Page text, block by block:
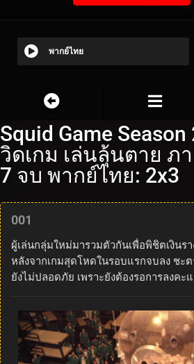
พากย์ไทย
Squid Game
วิดเกม เล่นลุ้นตาย ภ
7 จบ พากย์ไทย: 2x3
001
ผู้เล่นกลุ่มใหม่มารวมตัวกันเพื่อพิชิตเงินร
หลังจากเกมสุดโหดในรอบแรกจบลง ชะ
ยังไม่ปลอดภัย เพราะยังต้องรอการลงคะ